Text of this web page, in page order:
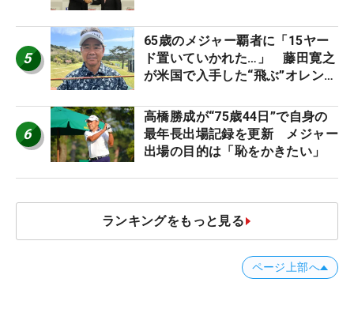
5
65歳のメジャー覇者に「15ヤー
ド置いていかれた…」 藤田寛之
が米国で入手した“飛ぶ”オレンジ
6
高橋勝成が“75歳44日”で自身の
最年長出場記録を更新 メジャー
出場の目的は「恥をかきたい」
ランキングをもっと見る
ページ上部へ